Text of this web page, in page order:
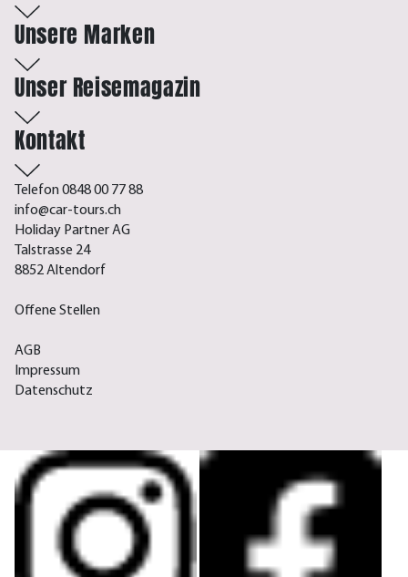
Unsere Marken
Unser Reisemagazin
Kontakt
Telefon 0848 00 77 88
info@car-tours.ch
Holiday Partner AG
Talstrasse 24
8852 Altendorf
Offene Stellen
AGB
Impressum
Datenschutz